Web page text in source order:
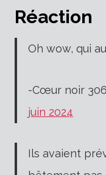
Réaction
Oh wow, qui
-Cœur noir 306
juin 2024
Ils avaient